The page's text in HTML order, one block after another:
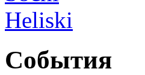
События